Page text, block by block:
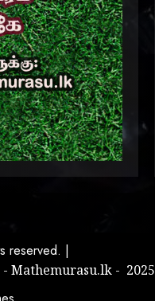
reserved. |
Mathemurasu.lk - 2025